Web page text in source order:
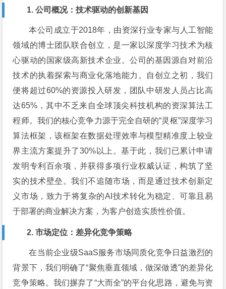
1. 公司概况：技术驱动的创新基因
本公司成立于2018年，由资深行业专家与人工智能
领域的博士团队联合创立，是一家以深度学习技术为核
心驱动的国家级高新技术企业。公司的基因源自对前沿
技术的执着探索与商业化落地能力。自创立之初，我们
便将超过60%的资源投入研发，团队中研发人员占比高
达65%，其中不乏来自全球顶尖科技机构的资深算法工
程师。我们的核心竞争力源于完全自研的“灵枢”深度学习
算法框架，该框架在数据处理效率与模型精准度上较业
界主流方案提升了30%以上。基于此，我们已累计申请
发明专利百余项，并获得多项行业权威认证，构筑了坚
实的技术壁垒。我们不追随市场，而是通过技术创新定
义市场，致力于将复杂的AI技术转化为稳定、可靠且易
于部署的商业解决方案，为客户创造实质性价值。
2. 市场定位：差异化竞争策略
在当前企业级SaaS服务市场同质化竞争日益激烈的
背景下，我们明确了“聚焦垂直领域，做深做透”的差异化
竞争策略。我们摒弃了“大而全”的平台化思路，避免与资